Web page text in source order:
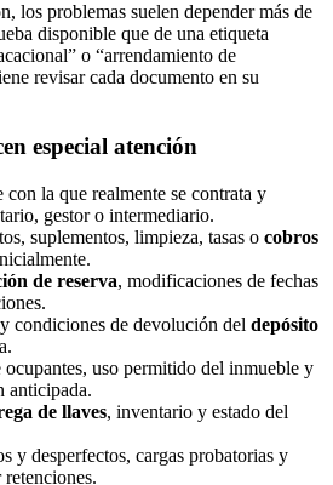
los problemas suelen depender más de
disponible que de una etiqueta
o “arrendamiento de
revisar cada documento en su
especial atención
con la que realmente se contrata y
gestor o intermediario.
suplementos, limpieza, tasas o cobros
de reserva, modificaciones de fechas
condiciones de devolución del depósito
uso permitido del inmueble y
anticipada.
de llaves, inventario y estado del
y desperfectos, cargas probatorias y